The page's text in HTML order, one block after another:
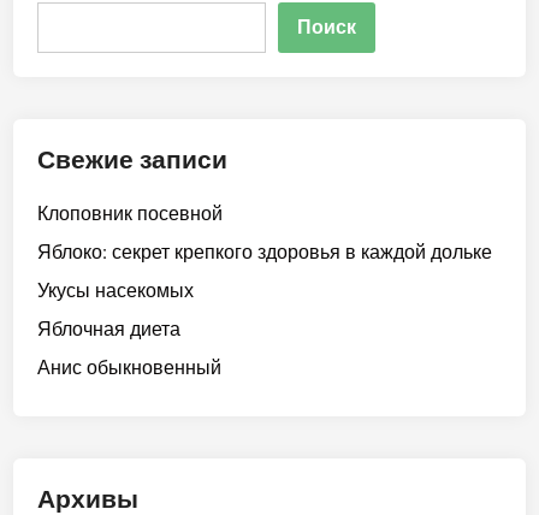
Поиск
Свежие записи
Клоповник посевной
Яблоко: секрет крепкого здоровья в каждой дольке
Укусы насекомых
Яблочная диета
Анис обыкновенный
Архивы